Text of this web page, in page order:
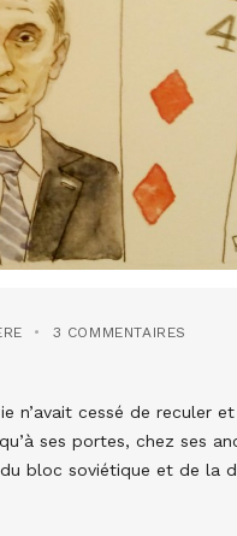
3 COMMENTAIRES
n’avait cessé de reculer
ses portes, chez ses
bloc soviétique et de la